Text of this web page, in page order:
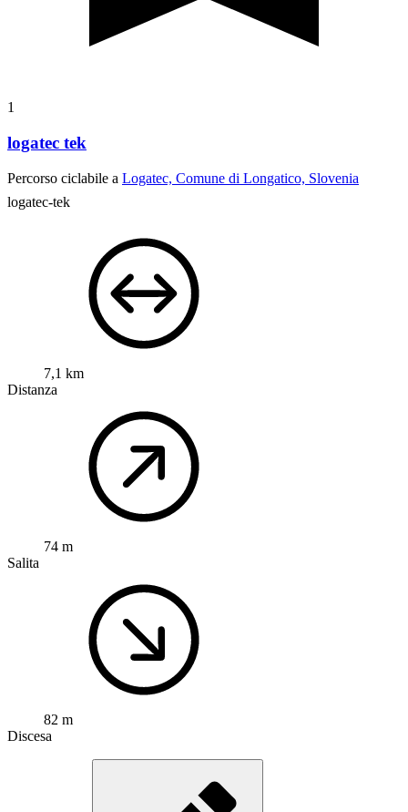
1
logatec tek
Percorso ciclabile a Logatec, Comune di Longatico, Slovenia
logatec-tek
7,1 km
Distanza
74 m
Salita
82 m
Discesa